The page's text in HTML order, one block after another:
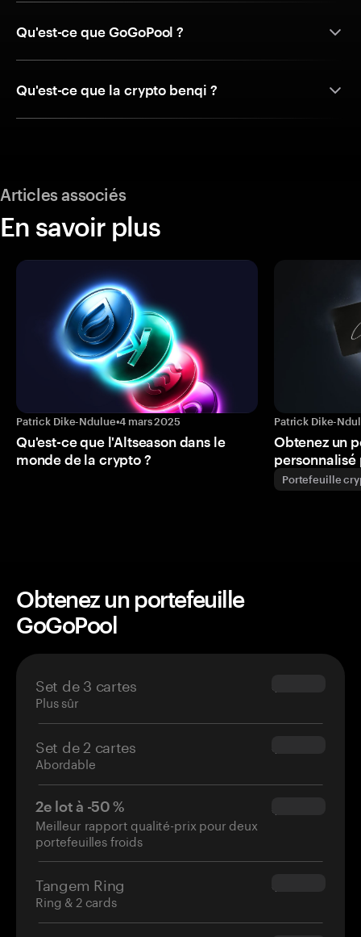
Qu'est-ce que GoGoPool ?
Qu'est-ce que la crypto benqi ?
Articles associés
En savoir plus
Patrick Dike-Ndulue•4 mars 2025
Qu'est-ce que l'Altseason dans le
monde de la crypto ?
Patrick Dike-
Obtenez un
personnalisé
Portefeuille
Obtenez un portefeuille
GoGoPool
Set de 3 cartes
Plus sûr
$69.90
Set de 2 cartes
Abordable
$54.90
2e lot à -50 %
Meilleur rapport qualité-prix pour deux
portefeuilles froids
$34.95
Tangem Ring
Ring & 2 cards
$160.00